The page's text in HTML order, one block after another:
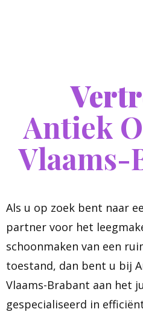
Antiek
Vlaams-
Als u op zoek bent naar
partner voor het
schoonmaken van een
toestand, dan bent u bij
Vlaams-Brabant aan het
gespecialiseerd in